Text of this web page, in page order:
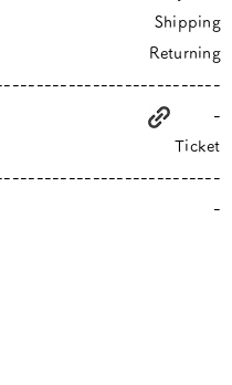
Shipping
Returning
-
Ticket
-